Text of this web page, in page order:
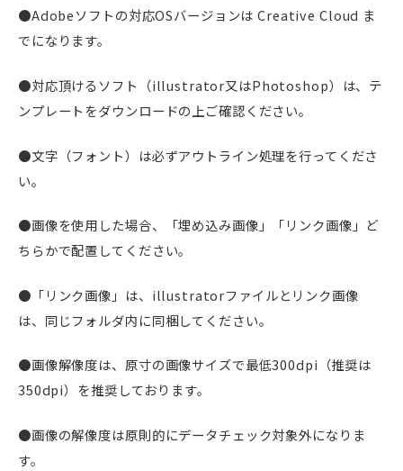
●Adobeソフトの対応OSバージョンは Creative Cloud ま
でになります。
●対応頂けるソフト（illustrator又はPhotoshop）は、テ
ンプレートをダウンロードの上ご確認ください。
●文字（フォント）は必ずアウトライン処理を行ってくださ
い。
●画像を使用した場合、「埋め込み画像」「リンク画像」ど
ちらかで配置してください。
●「リンク画像」は、illustratorファイルとリンク画像
は、同じフォルダ内に同梱してください。
●画像解像度は、原寸の画像サイズで最低300dpi（推奨は
350dpi）を推奨しております。
●画像の解像度は原則的にデータチェック対象外になりま
す。